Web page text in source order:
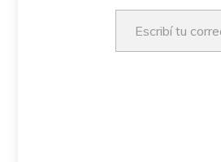
Escribí tu correo electrónico…